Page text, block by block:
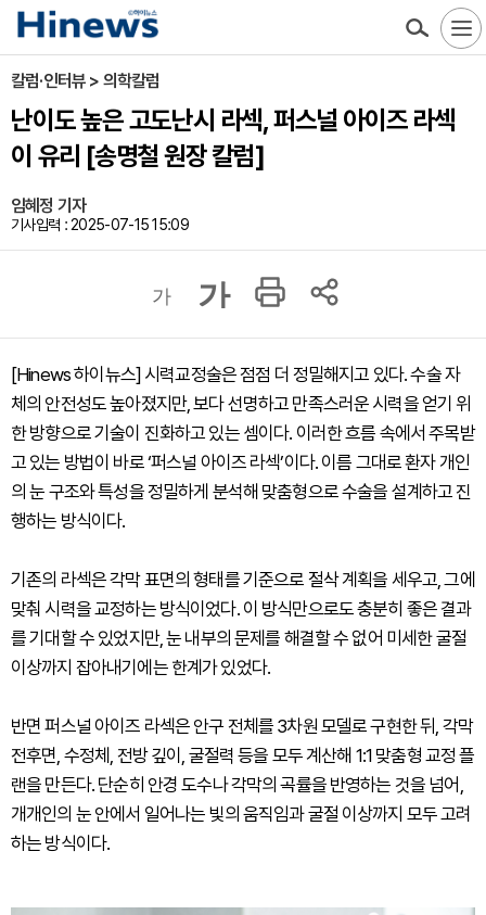
칼럼·인터뷰 > 의학칼럼
난이도 높은 고도난시 라섹, 퍼스널 아이즈 라섹
이 유리 [송명철 원장 칼럼]
임혜정 기자
기사입력 : 2025-07-15 15:09
가 가
[Hinews 하이뉴스] 시력교정술은 점점 더 정밀해지고 있다. 수술 자
체의 안전성도 높아졌지만, 보다 선명하고 만족스러운 시력을 얻기 위
한 방향으로 기술이 진화하고 있는 셈이다. 이러한 흐름 속에서 주목받
고 있는 방법이 바로 ‘퍼스널 아이즈 라섹’이다. 이름 그대로 환자 개인
의 눈 구조와 특성을 정밀하게 분석해 맞춤형으로 수술을 설계하고 진
행하는 방식이다.
기존의 라섹은 각막 표면의 형태를 기준으로 절삭 계획을 세우고, 그에
맞춰 시력을 교정하는 방식이었다. 이 방식만으로도 충분히 좋은 결과
를 기대할 수 있었지만, 눈 내부의 문제를 해결할 수 없어 미세한 굴절
이상까지 잡아내기에는 한계가 있었다.
반면 퍼스널 아이즈 라섹은 안구 전체를 3차원 모델로 구현한 뒤, 각막
전후면, 수정체, 전방 깊이, 굴절력 등을 모두 계산해 1:1 맞춤형 교정 플
랜을 만든다. 단순히 안경 도수나 각막의 곡률을 반영하는 것을 넘어,
개개인의 눈 안에서 일어나는 빛의 움직임과 굴절 이상까지 모두 고려
하는 방식이다.